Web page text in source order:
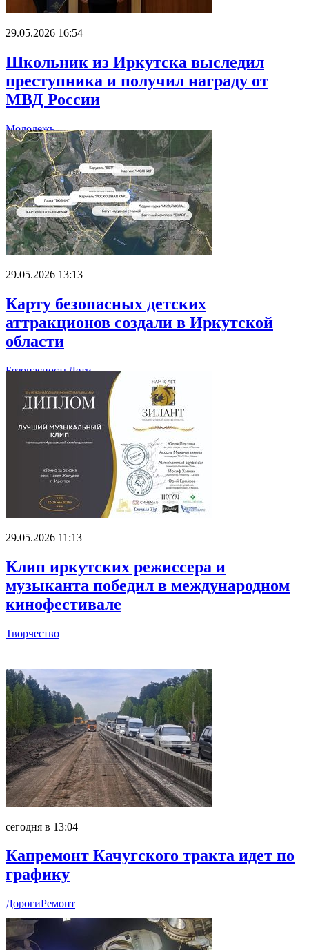
29.05.2026 16:54
Школьник из Иркутска выследил
преступника и получил награду от
МВД России
Молодежь
29.05.2026 13:13
Карту безопасных детских
аттракционов создали в Иркутской
области
БезопасностьДети
29.05.2026 11:13
Клип иркутских режиссера и
музыканта победил в международном
кинофестивале
Творчество
сегодня в 13:04
Капремонт Качугского тракта идет по
графику
ДорогиРемонт